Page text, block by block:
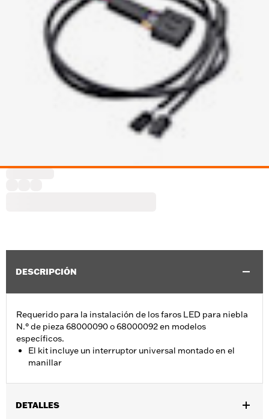
DESCRIPCIÓN
Requerido para la instalación de los faros LED para niebla
N.° de pieza 68000090 o 68000092 en modelos
específicos.
El kit incluye un interruptor universal montado en el
manillar
DETALLES